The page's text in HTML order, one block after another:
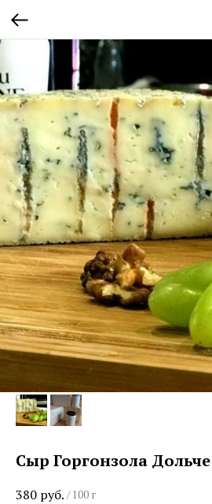
Сыр Горгонзола
380 руб. / 100 г